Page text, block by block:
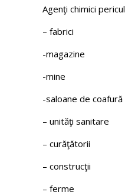
Agenţi chimici
– fabrici
-magazine
-mine
-saloane de coafură
– unităţi sanitare
– curăţătorii
– construcţii
– ferme